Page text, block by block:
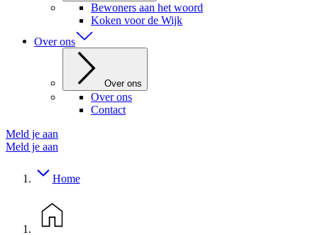
Bewoners aan het woord
Koken voor de Wijk
Over ons
Over ons
Over ons
Contact
Meld je aan
Meld je aan
Home